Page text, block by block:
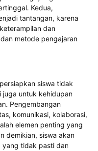
Kedua,
tantangan, karena
dan
metode pengajaran
siswa tidak
juga untuk kehidupan
Pengembangan
komunikasi, kolaborasi,
elemen penting yang
demikian, siswa akan
yang tidak pasti dan